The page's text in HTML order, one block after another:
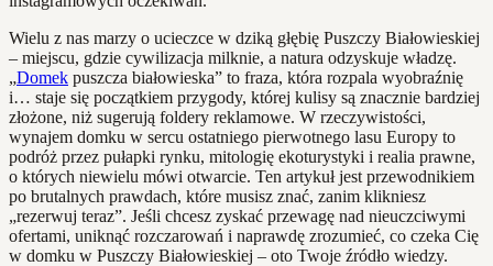
Wielu z nas marzy o ucieczce w dziką głębię Puszczy Białowieskiej
– miejscu, gdzie cywilizacja milknie, a natura odzyskuje władzę.
„Domek puszcza białowieska” to fraza, która rozpala wyobraźnię
i… staje się początkiem przygody, której kulisy są znacznie bardziej
złożone, niż sugerują foldery reklamowe. W rzeczywistości,
wynajem domku w sercu ostatniego pierwotnego lasu Europy to
podróż przez pułapki rynku, mitologię ekoturystyki i realia prawne,
o których niewielu mówi otwarcie. Ten artykuł jest przewodnikiem
po brutalnych prawdach, które musisz znać, zanim klikniesz
„rezerwuj teraz”. Jeśli chcesz zyskać przewagę nad nieuczciwymi
ofertami, uniknąć rozczarowań i naprawdę zrozumieć, co czeka Cię
w domku w Puszczy Białowieskiej – oto Twoje źródło wiedzy.